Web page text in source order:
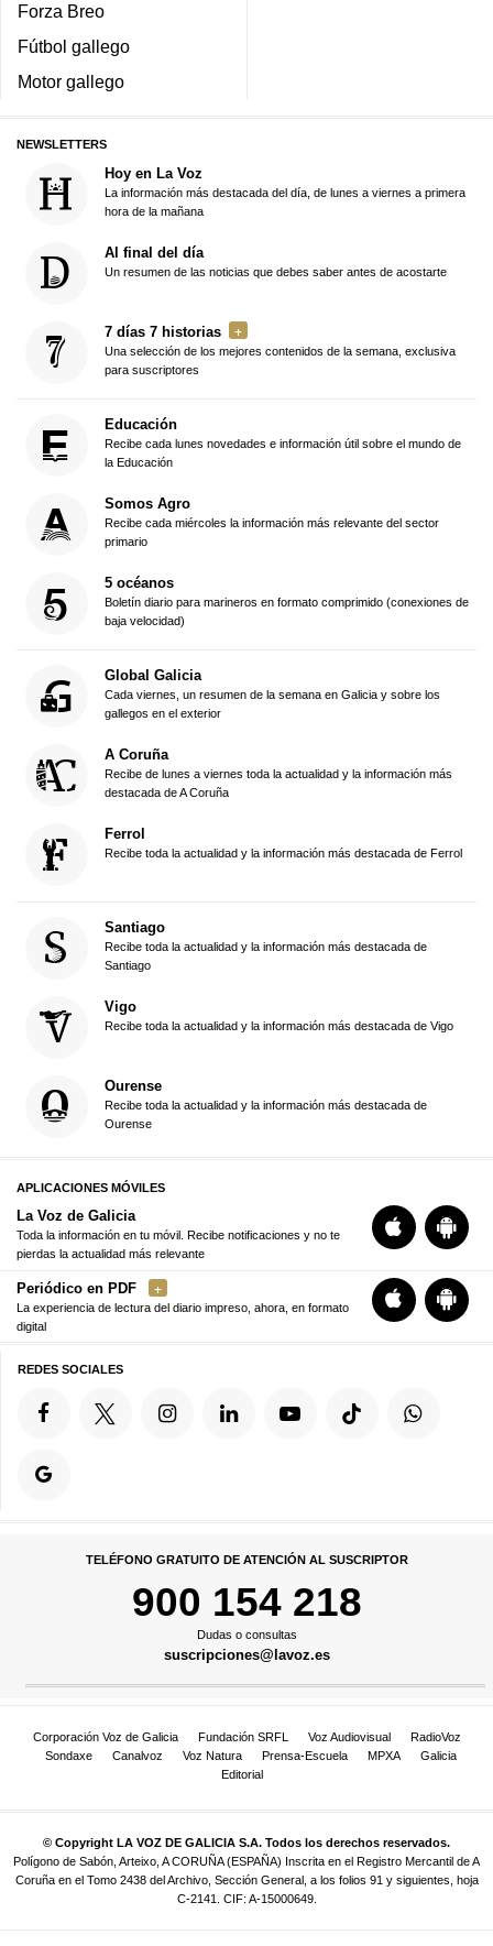
Forza Breo
Fútbol gallego
Motor gallego
NEWSLETTERS
Hoy en La Voz
La información más destacada del día, de lunes a viernes a primera
hora de la mañana
Al final del día
Un resumen de las noticias que debes saber antes de acostarte
7 días 7 historias
Una selección de los mejores contenidos de la semana, exclusiva
para suscriptores
Educación
Recibe cada lunes novedades e información útil sobre el mundo de
la Educación
Somos Agro
Recibe cada miércoles la información más relevante del sector
primario
5 océanos
Boletín diario para marineros en formato comprimido (conexiones de
baja velocidad)
Global Galicia
Cada viernes, un resumen de la semana en Galicia y sobre los
gallegos en el exterior
A Coruña
Recibe de lunes a viernes toda la actualidad y la información más
destacada de A Coruña
Ferrol
Recibe toda la actualidad y la información más destacada de Ferrol
Santiago
Recibe toda la actualidad y la información más destacada de
Santiago
Vigo
Recibe toda la actualidad y la información más destacada de Vigo
Ourense
Recibe toda la actualidad y la información más destacada de
Ourense
APLICACIONES MÓVILES
La Voz de Galicia
Toda la información en tu móvil. Recibe notificaciones y no te
pierdas la actualidad más relevante
Periódico en PDF
La experiencia de lectura del diario impreso, ahora, en formato
digital
REDES SOCIALES
TELÉFONO GRATUITO DE ATENCIÓN AL SUSCRIPTOR
900 154 218
Dudas o consultas
suscripciones@lavoz.es
Corporación Voz de Galicia Fundación SRFL Voz Audiovisual
RadioVoz
Sondaxe
Canalvoz Voz Natura Prensa-Escuela MPXA
Galicia
Editorial
© Copyright LA VOZ DE GALICIA S.A. Todos los derechos reservados.
Polígono de Sabón, Arteixo, A CORUÑA (ESPAÑA) Inscrita en el Registro Mercantil de A
Coruña en el Tomo 2438 del Archivo, Sección General, a los folios 91 y siguientes, hoja
C-2141. CIF: A-15000649.